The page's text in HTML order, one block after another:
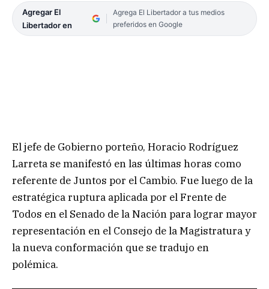
Agregar El
Libertador en
Agrega El Libertador a tus medios
preferidos en Google
El jefe de Gobierno porteño, Horacio Rodríguez
Larreta se manifestó en las últimas horas como
referente de Juntos por el Cambio. Fue luego de la
estratégica ruptura aplicada por el Frente de
Todos en el Senado de la Nación para lograr mayor
representación en el Consejo de la Magistratura y
la nueva conformación que se tradujo en
polémica.